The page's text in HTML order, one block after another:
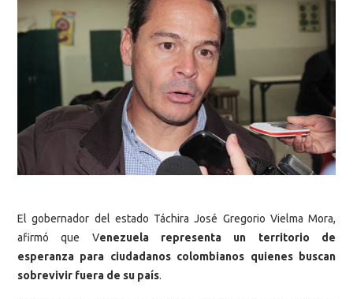
El gobernador del estado Táchira José Gregorio Vielma Mora,
afirmó que Venezuela representa un territorio de
esperanza para ciudadanos colombianos quienes buscan
sobrevivir fuera de su país.